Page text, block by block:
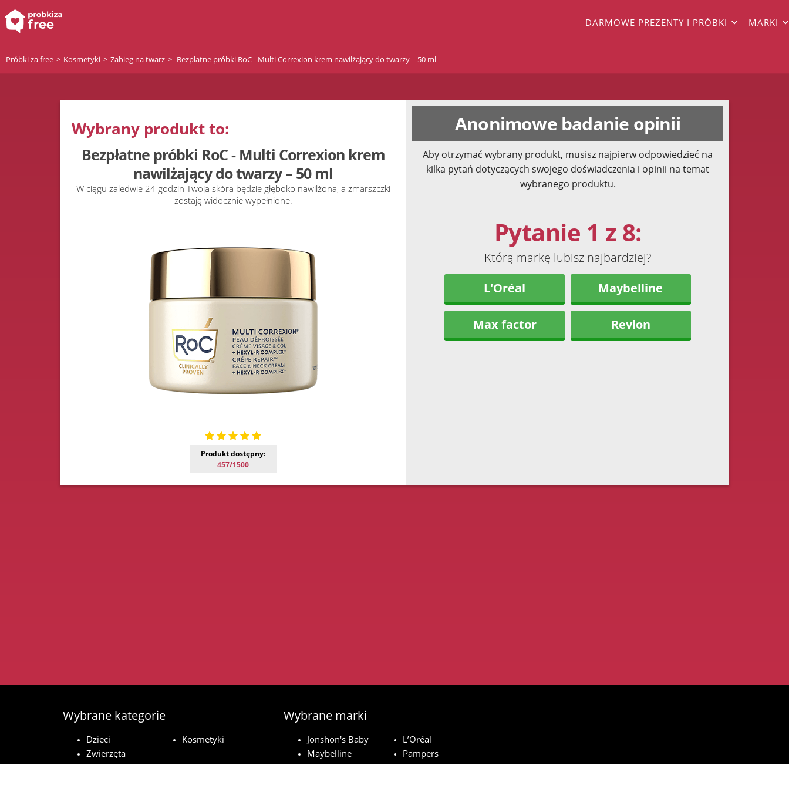
DARMOWE PREZENTY I PRÓBKI MARKI
Próbki za free Kosmetyki Zabieg na twarz Bezpłatne próbki RoC - Multi Correxion krem nawilżający do twarzy – 50 ml
Wybrany produkt to:
Bezpłatne próbki RoC - Multi Correxion krem
nawilżający do twarzy – 50 ml
W ciągu zaledwie 24 godzin Twoja skóra będzie głęboko nawilżona, a zmarszczki
zostają widocznie wypełnione.
Produkt dostępny:
457/1500
Anonimowe badanie opinii
Aby otrzymać wybrany produkt, musisz najpierw odpowiedzieć na
kilka pytań dotyczących swojego doświadczenia i opinii na temat
wybranego produktu.
Pytanie 1 z 8:
Którą markę lubisz najbardziej?
L'Oréal
Maybelline
Max factor Revlon
Wybrane kategorie
Dzieci
Kosmetyki
Zwierzęta
domowe
Wybrane marki
Jonshon's Baby
L’Oréal
Maybelline
Pampers
Royal Canin